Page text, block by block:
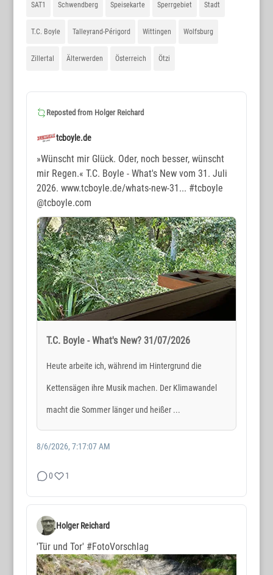
SAT1 Schwendberg Speisekarte Sperrgebiet Stadt
T.C. Boyle Talleyrand-Périgord Wittingen Wolfsburg
Zillertal Älterwerden Österreich Ötzi
Reposted from Holger Reichard
tcboyle.de
»Wünscht mir Glück. Oder, noch besser, wünscht
mir Regen.« T.C. Boyle - What's New vom 31. Juli
2026. www.tcboyle.de/whats-new-31... #tcboyle
@tcboyle.com
T.C. Boyle - What's New? 31/07/2026
Heute arbeite ich, während im Hintergrund die
Kettensägen ihre Musik machen. Der Klimawandel
macht die Sommer länger und heißer ...
8/6/2026, 7:17:07 AM
0 1
Holger Reichard
'Tür und Tor' #FotoVorschlag